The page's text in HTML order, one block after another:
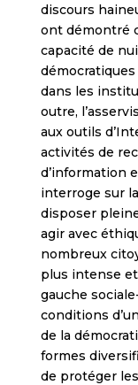
discours
ont démontré
capacité de
dans les
outre,
aux outils
activités de
d’information
interroge sur
disposer
agir avec
nombreux
plus intense
gauche
conditions
de la
formes
de protéger